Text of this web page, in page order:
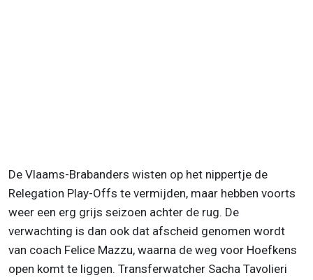
De Vlaams-Brabanders wisten op het nippertje de
Relegation Play-Offs te vermijden, maar hebben voorts
weer een erg grijs seizoen achter de rug. De
verwachting is dan ook dat afscheid genomen wordt
van coach Felice Mazzu, waarna de weg voor Hoefkens
open komt te liggen. Transferwatcher Sacha Tavolieri